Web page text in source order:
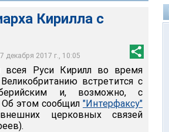
Кирилла с
декабря 2017 г., 10:05
всея Руси Кирилл во время
встретится с
и, возможно, с
Об этом сообщил "Интерфаксу"
церковных связей